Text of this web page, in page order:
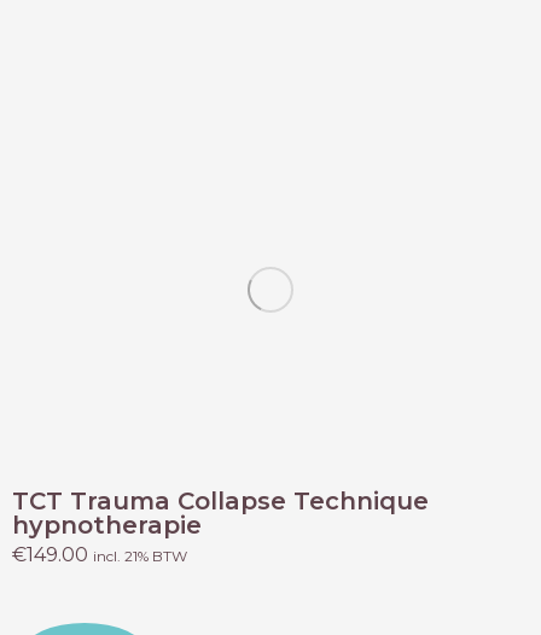
TCT Trauma Collapse Technique
hypnotherapie
€149.00 incl. 21% BTW